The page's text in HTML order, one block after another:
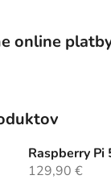
online
Raspberry Pi
129,90 €